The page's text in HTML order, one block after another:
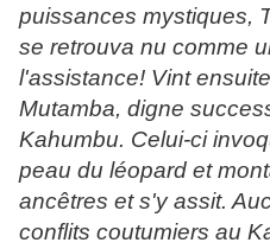
puissances mystiques,
se retrouva nu comme
l'assistance! Vint
Mutamba, digne
Kahumbu. Celui-ci
peau du léopard et
ancêtres et s'y assit.
conflits coutumiers au